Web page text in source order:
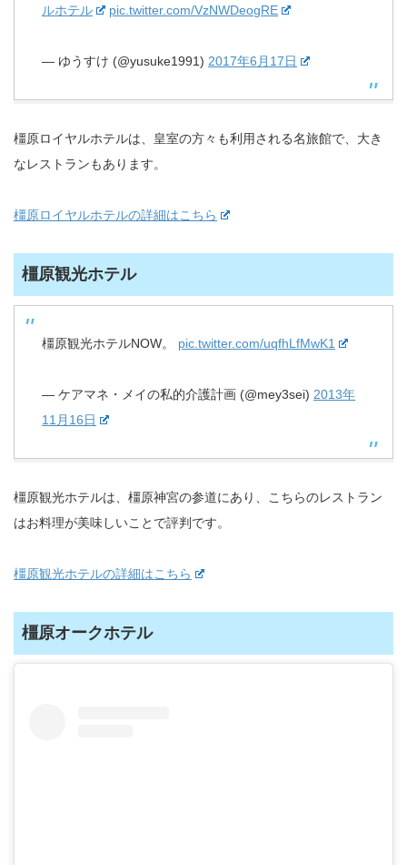
ルホテル
pic.twitter.com/VzNWDeogRE
— ゆうすけ (@yusuke1991) 2017年6月17日
橿原ロイヤルホテルは、皇室の方々も利用される名旅館で、大き
なレストランもあります。
橿原ロイヤルホテルの詳細はこちら
橿原観光ホテル
橿原観光ホテルNOW。 pic.twitter.com/uqfhLfMwK1
— ケアマネ・メイの私的介護計画 (@mey3sei) 2013年
11月16日
橿原観光ホテルは、橿原神宮の参道にあり、こちらのレストラン
はお料理が美味しいことで評判です。
橿原観光ホテルの詳細はこちら
橿原オークホテル